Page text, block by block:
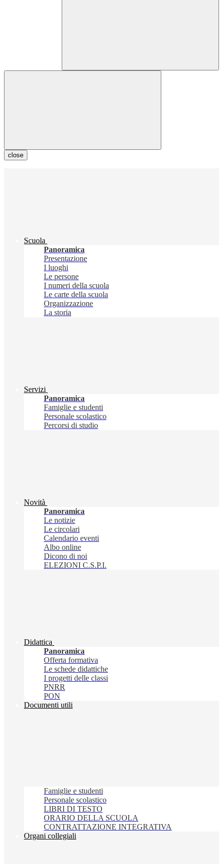
close
Scuola
Panoramica
Presentazione
I luoghi
Le persone
I numeri della scuola
Le carte della scuola
Organizzazione
La storia
Servizi
Panoramica
Famiglie e studenti
Personale scolastico
Percorsi di studio
Novità
Panoramica
Le notizie
Le circolari
Calendario eventi
Albo online
Dicono di noi
ELEZIONI C.S.P.I.
Didattica
Panoramica
Offerta formativa
Le schede didattiche
I progetti delle classi
PNRR
PON
Documenti utili
Famiglie e studenti
Personale scolastico
LIBRI DI TESTO
ORARIO DELLA SCUOLA
CONTRATTAZIONE INTEGRATIVA
Organi collegiali